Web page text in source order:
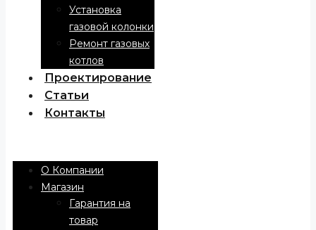
Установка
газовой колонки
Ремонт газовых
котлов
Проектирование
Статьи
Контакты
О Компании
Магазин
Гарантия на
товар